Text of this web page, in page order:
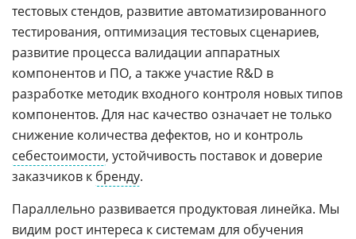
тестовых стендов, развитие автоматизированного
тестирования, оптимизация тестовых сценариев,
развитие процесса валидации аппаратных
компонентов и ПО, а также участие R&D в
разработке методик входного контроля новых типов
компонентов. Для нас качество означает не только
снижение количества дефектов, но и контроль
себестоимости, устойчивость поставок и доверие
заказчиков к бренду.
Параллельно развивается продуктовая линейка. Мы
видим рост интереса к системам для обучения